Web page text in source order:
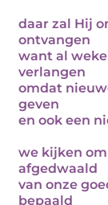
daar zal Hij
ontvangen
want al
verlangen
omdat
geven
en ook een
we kijken
afgedwaald
van onze
bepaald